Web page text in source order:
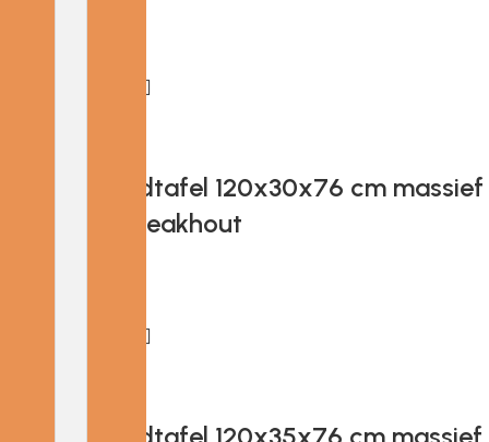
Provira Wandtafel 120x30x76 cm massief
gerecycled teakhout